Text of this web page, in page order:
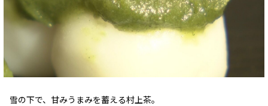
雪の下で、甘みうまみを蓄える村上茶。